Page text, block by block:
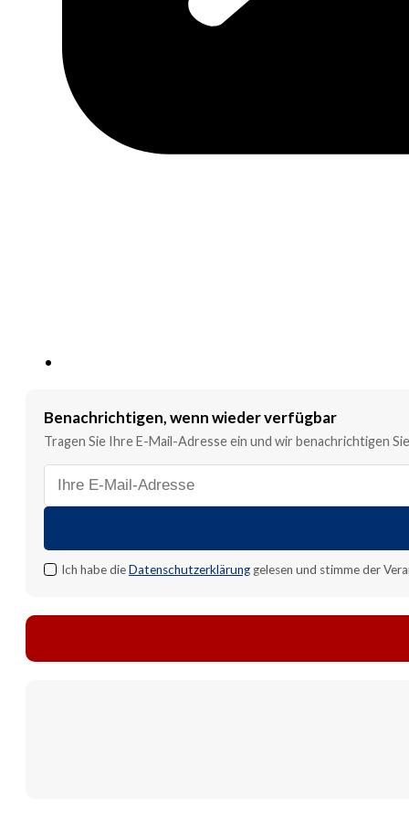
Benachrichtigen, wenn wieder verfügbar
Tragen Sie Ihre E-Mail-Adresse ein und wir benachrichtigen
E-
Mail-
Adresse
Benachrichtigung
Ich habe dieDatenschutzerklärung gelesen und stimme der